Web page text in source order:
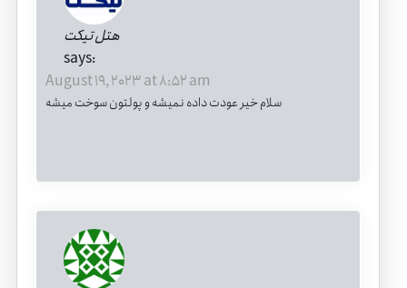
هتل تیکت
says:
August 19, 2023 at 8:52 am
سلام خیر عودت داده نمیشه و پولتون سوخت میشه